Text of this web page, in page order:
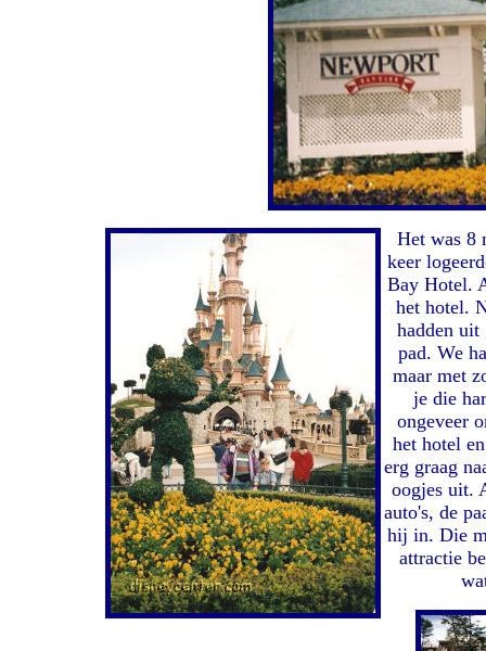
Het was 8
keer
Bay Hotel.
het hotel.
hadden uit
pad. We
maar met
je die
ongeveer
het hotel
erg graag
oogjes uit.
auto's, de
hij in. Die
attractie